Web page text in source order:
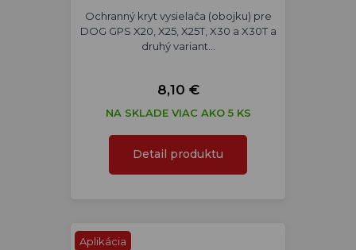
Ochranný kryt vysielača (obojku) pre
DOG GPS X20, X25, X25T, X30 a X30T a
druhý variant…
8,10 €
NA SKLADE VIAC AKO 5 KS
Detail produktu
Aplikácia